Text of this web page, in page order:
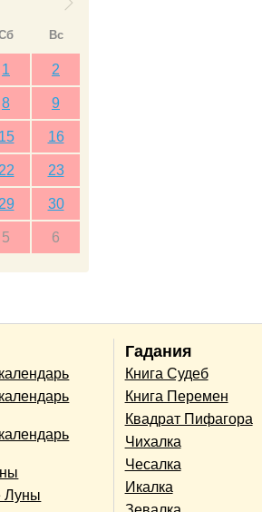
Вс
1 2
8 9
15 16
22 23
29 30
5 6
Луны
Гадания
Книга Судеб
Книга Перемен
Квадрат Пифагора
Чихалка
Чесалка
Икалка